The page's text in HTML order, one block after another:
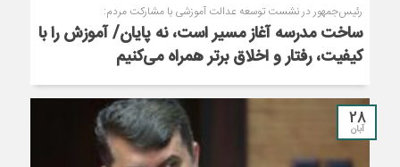
رئیس‌جمهور در نشست توسعه عدالت آموزشی با مشارکت مردم:
ساخت مدرسه آغاز مسیر است، نه پایان/ آموزش را با
کیفیت، رفتار و اخلاق برتر همراه می‌کنیم
28
آبان